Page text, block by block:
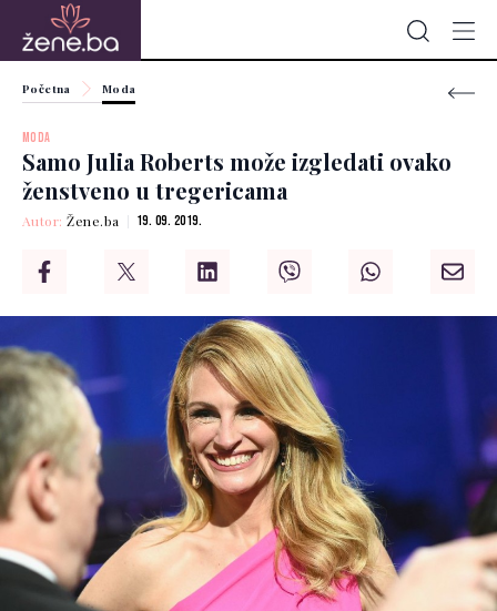
Početna Moda
MODA
Samo Julia Roberts može izgledati ovako
ženstveno u tregericama
Autor:Žene.ba 19. 09. 2019.